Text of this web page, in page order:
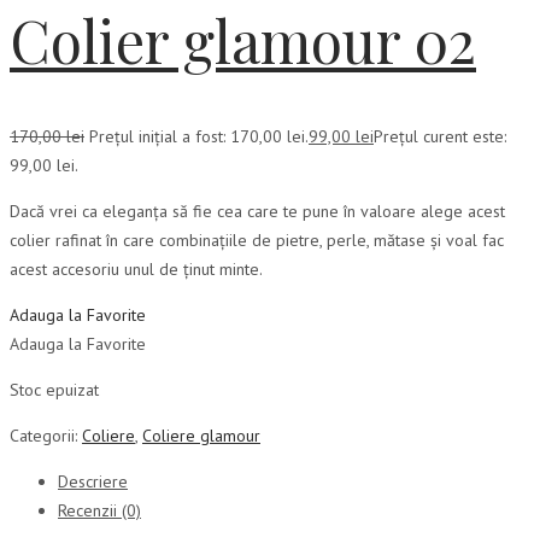
Colier glamour 02
170,00lei Prețul inițial a fost: 170,00 lei.99,00 leiPrețul curent este:
99,00 lei.
Dacă vrei ca eleganța să fie cea care te pune în valoare alege acest
colier rafinat în care combinațiile de pietre, perle, mătase și voal fac
acest accesoriu unul de ținut minte.
Adauga la Favorite
Adauga la Favorite
Stoc epuizat
Categorii: Coliere, Coliere glamour
Descriere
Recenzii (0)